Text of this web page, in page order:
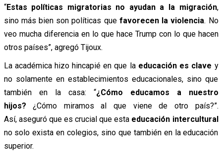
“Estas políticas migratorias no ayudan a la migración,
sino más bien son políticas quefavorecen la violencia. No
veo mucha diferencia en lo que hace Trump con lo que hacen
otros países”, agregó Tijoux.
La académica hizo hincapié en que la educación es clave y
no solamente en establecimientos educacionales, sino que
también en la casa: “¿Cómo educamos a nuestro
hijos? ¿Cómo miramos al que viene de otro país?”.
Así,aseguró que es crucial que esta educación intercultural
no solo exista en colegios, sino que también en la educación
superior.